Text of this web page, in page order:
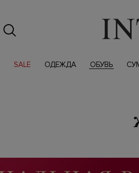
SALE ОДЕЖДА ОБУВЬ